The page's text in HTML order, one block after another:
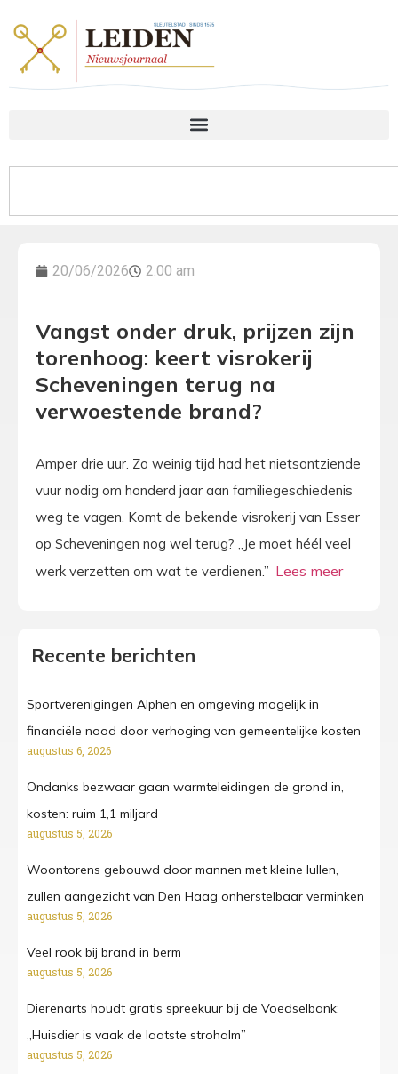
20/06/2026 2:00 am
Vangst onder druk, prijzen zijn
torenhoog: keert visrokerij
Scheveningen terug na
verwoestende brand?
Amper drie uur. Zo weinig tijd had het nietsontziende
vuur nodig om honderd jaar aan familiegeschiedenis
weg te vagen. Komt de bekende visrokerij van Esser
op Scheveningen nog wel terug? „Je moet héél veel
werk verzetten om wat te verdienen.”
Recente berichten
Sportverenigingen Alphen en omgeving mogelijk in
financiële nood door verhoging van gemeentelijke kosten
augustus 6, 2026
Ondanks bezwaar gaan warmteleidingen de grond in,
kosten: ruim 1,1 miljard
augustus 5, 2026
Woontorens gebouwd door mannen met kleine lullen,
zullen aangezicht van Den Haag onherstelbaar verminken
augustus 5, 2026
Veel rook bij brand in berm
augustus 5, 2026
Dierenarts houdt gratis spreekuur bij de Voedselbank:
„Huisdier is vaak de laatste strohalm”
augustus 5, 2026